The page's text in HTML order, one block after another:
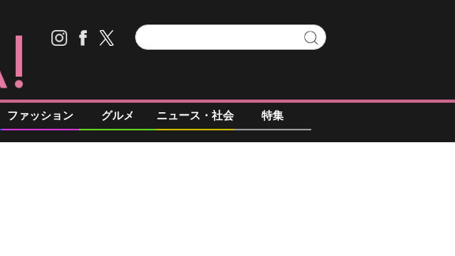
ファッション グルメ ニュース・社会 特集